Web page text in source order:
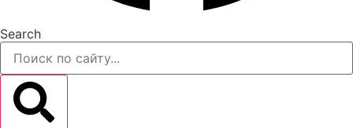
Search